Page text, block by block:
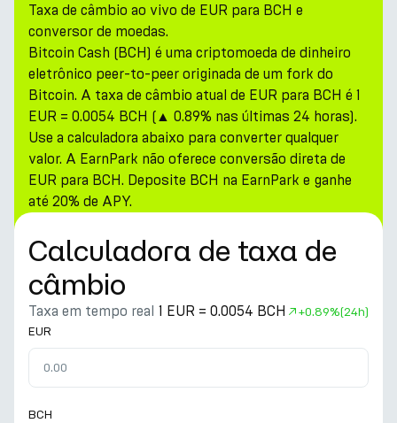
Taxa de câmbio ao vivo de EUR para BCH e
conversor de moedas.
Bitcoin Cash (BCH) é uma criptomoeda de dinheiro
eletrônico peer-to-peer originada de um fork do
Bitcoin. A taxa de câmbio atual de EUR para BCH é 1
EUR = 0.0054 BCH (▲ 0.89% nas últimas 24 horas).
Use a calculadora abaixo para converter qualquer
valor. A EarnPark não oferece conversão direta de
EUR para BCH. Deposite BCH na EarnPark e ganhe
até 20% de APY.
Calculadora de taxa de
câmbio
Taxa em tempo real 1 EUR = 0.0054 BCH +0.89%(24h)
EUR
BCH